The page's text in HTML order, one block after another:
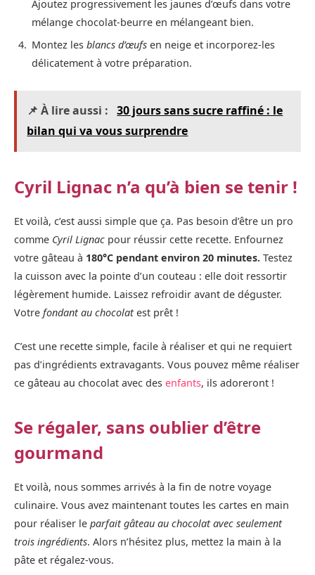
Ajoutez progressivement les jaunes d’œufs dans votre
mélange chocolat-beurre en mélangeant bien.
Montez les blancs d’œufs en neige et incorporez-les
délicatement à votre préparation.
📌 À lire aussi :
30 jours sans sucre raffiné : le
bilan qui va vous surprendre
Cyril Lignac n’a qu’à bien se tenir !
Et voilà, c’est aussi simple que ça. Pas besoin d’être un pro
comme Cyril Lignac pour réussir cette recette. Enfournez
votre gâteau à 180°C pendant environ 20 minutes. Testez
la cuisson avec la pointe d’un couteau : elle doit ressortir
légèrement humide. Laissez refroidir avant de déguster.
Votre fondant au chocolatest prêt !
C’est une recette simple, facile à réaliser et qui ne requiert
pas d’ingrédients extravagants. Vous pouvez même réaliser
ce gâteau au chocolat avec des enfants, ils adoreront !
Se régaler, sans oublier d’être
gourmand
Et voilà, nous sommes arrivés à la fin de notre voyage
culinaire. Vous avez maintenant toutes les cartes en main
pour réaliser le parfait gâteau au chocolat avec seulement
trois ingrédients. Alors n’hésitez plus, mettez la main à la
pâte et régalez-vous.